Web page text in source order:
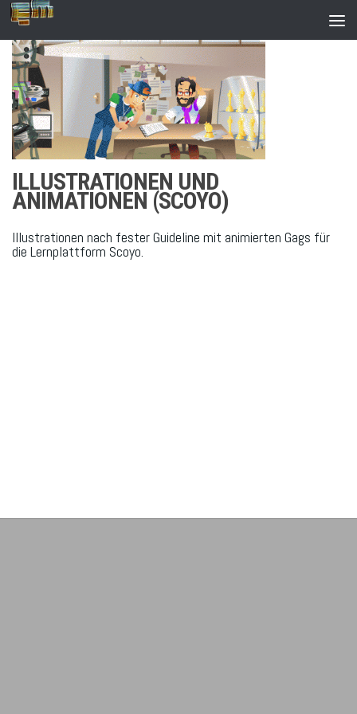
Zum Inhalt springen
ILLUSTRATIONEN UND
ANIMATIONEN (SCOYO)
Illustrationen nach fester Guideline mit animierten Gags für
die Lernplattform Scoyo.